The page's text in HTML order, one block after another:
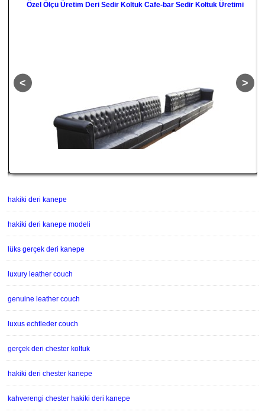
Özel Ölçü Üretim Deri Sedir Koltuk Cafe-bar Sedir Koltuk Üretimi
hakiki deri kanepe
hakiki deri kanepe modeli
lüks gerçek deri kanepe
luxury leather couch
genuine leather couch
luxus echtleder couch
gerçek deri chester koltuk
hakiki deri chester kanepe
kahverengi chester hakiki deri kanepe